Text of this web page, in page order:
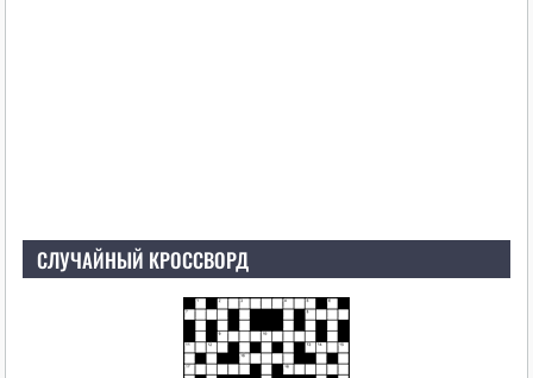
СЛУЧАЙНЫЙ КРОССВОРД